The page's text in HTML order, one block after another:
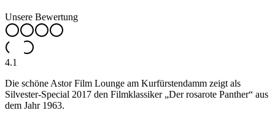
Unsere Bewertung
4.1
Die schöne Astor Film Lounge am Kurfürstendamm zeigt als
Silvester-Special 2017 den Filmklassiker „Der rosarote Panther“ aus
dem Jahr 1963.